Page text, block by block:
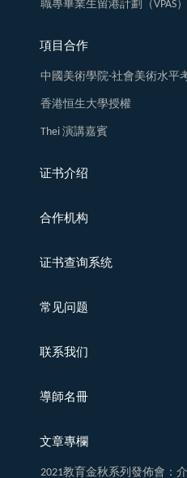
職專畢業生留港計劃（VPAS）
項目合作
中國美術學院-社會美術水平
香港恒生大學授權
Thei 演講嘉賓
证书介绍
合作机构
证书查询系统
常见问题
联系我们
導師名冊
文章專欄
2021教育金秋系列發佈會：